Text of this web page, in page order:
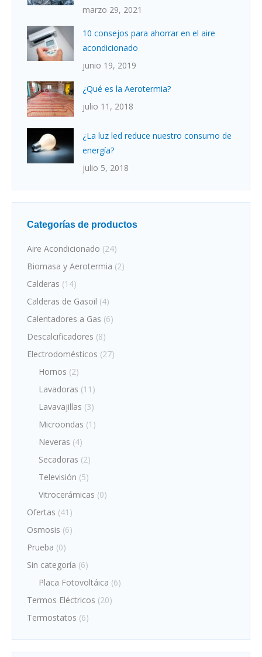
marzo 29, 2021
10 consejos para ahorrar en el aire
acondicionado
junio 19, 2019
¿Qué es la Aerotermia?
julio 11, 2018
¿La luz led reduce nuestro consumo de
energía?
julio 5, 2018
Categorías de productos
Aire Acondicionado (24)
Biomasa y Aerotermia (2)
Calderas (14)
Calderas de Gasoil (4)
Calentadores a Gas (6)
Descalcificadores (8)
Electrodomésticos (27)
Hornos (2)
Lavadoras (11)
Lavavajillas (3)
Microondas (1)
Neveras (4)
Secadoras (2)
Televisión (5)
Vitrocerámicas (0)
Ofertas (41)
Osmosis (6)
Prueba (0)
Sin categoría (6)
Placa Fotovoltáica (6)
Termos Eléctricos (20)
Termostatos (6)